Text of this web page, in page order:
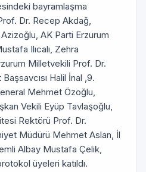
bayramlaşma
Dr. Recep Akdağ,
AK Parti Erzurum
Ilıcalı, Zehra
Milletvekili Prof. Dr.
Halil İnal ,9.
Mehmet Özoğlu,
Vekili Eyüp Tavlaşoğlu,
Rektörü Prof. Dr.
Müdürü Mehmet Aslan, İl
Albay Mustafa Çelik,
üyeleri katıldı.